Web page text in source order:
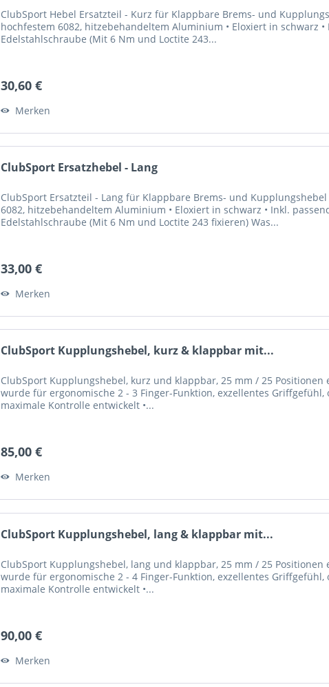
ClubSport Hebel Ersatzteil - Kurz für Klappbare Brems- und
hochfestem 6082, hitzebehandeltem Aluminium • Eloxiert in schwarz
Edelstahlschraube (Mit 6 Nm und Loctite 243...
30,60 €
Merken
ClubSport Ersatzhebel - Lang
ClubSport Ersatzteil - Lang für Klappbare Brems- und Kupplungshebel
6082, hitzebehandeltem Aluminium • Eloxiert in schwarz • Inkl.
Edelstahlschraube (Mit 6 Nm und Loctite 243 fixieren) Was...
33,00 €
Merken
ClubSport Kupplungshebel, kurz & klappbar mit...
ClubSport Kupplungshebel, kurz und klappbar, 25 mm / 25 Positionen
wurde für ergonomische 2 - 3 Finger-Funktion, exzellentes
maximale Kontrolle entwickelt •...
85,00 €
Merken
ClubSport Kupplungshebel, lang & klappbar mit...
ClubSport Kupplungshebel, lang und klappbar, 25 mm / 25 Positionen
wurde für ergonomische 2 - 4 Finger-Funktion, exzellentes
maximale Kontrolle entwickelt •...
90,00 €
Merken